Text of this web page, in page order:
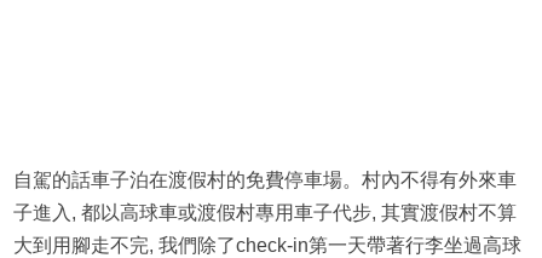
自駕的話車子泊在渡假村的免費停車場。村內不得有外來車
子進入, 都以高球車或渡假村專用車子代步, 其實渡假村不算
大到用腳走不完, 我們除了check-in第一天帶著行李坐過高球